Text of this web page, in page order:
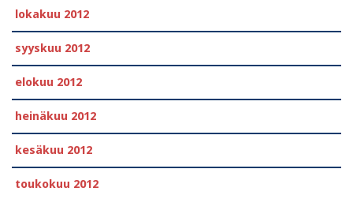
lokakuu 2012
syyskuu 2012
elokuu 2012
heinäkuu 2012
kesäkuu 2012
toukokuu 2012